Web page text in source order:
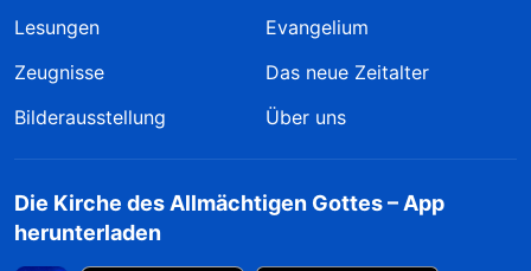
Lesungen
Evangelium
Zeugnisse
Das neue Zeitalter
Bilderausstellung
Über uns
Die Kirche des Allmächtigen Gottes – App
herunterladen